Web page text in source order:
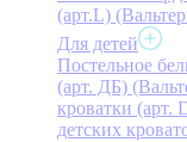
(арт.L)
Для детей
Постельное
(арт. ДБ)
кроватки (арт.
детских